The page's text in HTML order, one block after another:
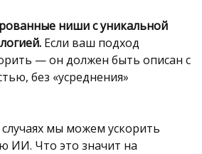
ниши с уникальной
Если ваш подход
— он должен быть описан с
без «усреднения»
мы можем ускорить
ИИ. Что это значит на